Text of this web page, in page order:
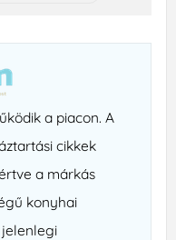
a piacon. A
cikkek
a márkás
konyhai
jelenlegi